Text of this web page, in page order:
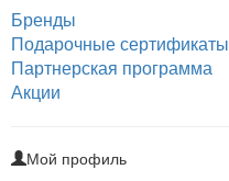
Бренды
Подарочные сертификаты
Партнерская программа
Акции
Мой профиль